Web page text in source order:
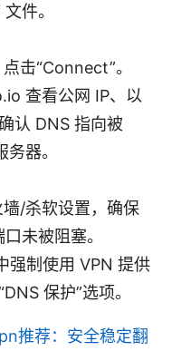
件。
击“Connect”。
查看公网 IP、以
认 DNS 指向被
器。
/杀软设置，确保
未被阻塞。
强制使用 VPN 提供
保护”选项。
推荐：安全稳定翻